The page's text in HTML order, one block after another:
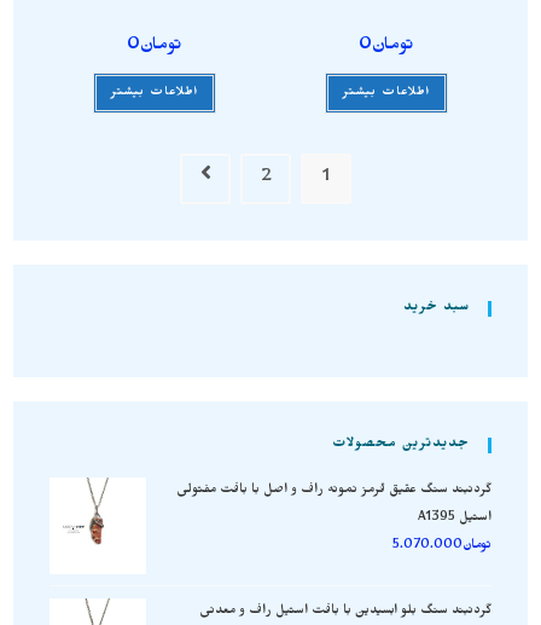
تومان0
اطلاعات بیشتر
تومان0
اطلاعات بیشتر
1
2
سبد خرید
جدیدترین محصولات
گردنبند سنگ عقیق قرمز نمونه راف و اصل با بافت مفتولی
استیل A1395
تومان5.070.000
گردنبند سنگ بلو ابسیدین با بافت استیل راف و معدنی